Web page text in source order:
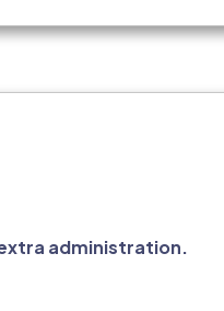
administration.